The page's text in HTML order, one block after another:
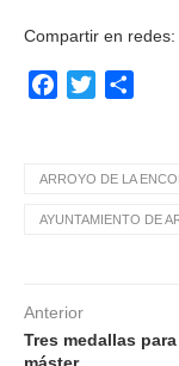
Compartir en redes:
Facebook
Twitter
ARROYO DE LA
AYUNTAMIENTO DE
Anterior
Tres medallas